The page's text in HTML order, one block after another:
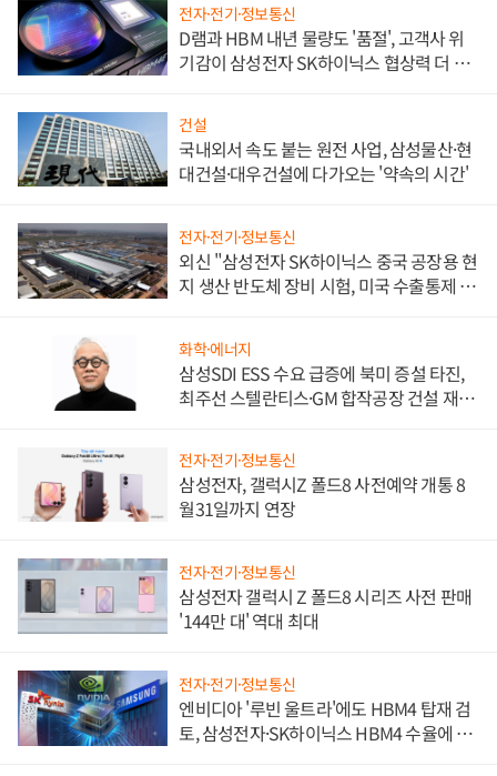
전자·전기·정보통신
D램과 HBM 내년 물량도 '품절', 고객사 위
기감이 삼성전자 SK하이닉스 협상력 더 키
건설
국내외서 속도 붙는 원전 사업, 삼성물산·현
대건설·대우건설에 다가오는 '약속의 시간'
전자·전기·정보통신
외신 "삼성전자 SK하이닉스 중국 공장용 현
지 생산 반도체 장비 시험, 미국 수출통제 대
화학·에너지
삼성SDI ESS 수요 급증에 북미 증설 타진,
최주선 스텔란티스·GM 합작공장 건설 재추
전자·전기·정보통신
삼성전자, 갤럭시Z 폴드8 사전예약 개통 8
월31일까지 연장
전자·전기·정보통신
삼성전자 갤럭시 Z 폴드8 시리즈 사전 판매
'144만 대' 역대 최대
전자·전기·정보통신
엔비디아 '루빈 울트라'에도 HBM4 탑재 검
토, 삼성전자·SK하이닉스 HBM4 수율에 주